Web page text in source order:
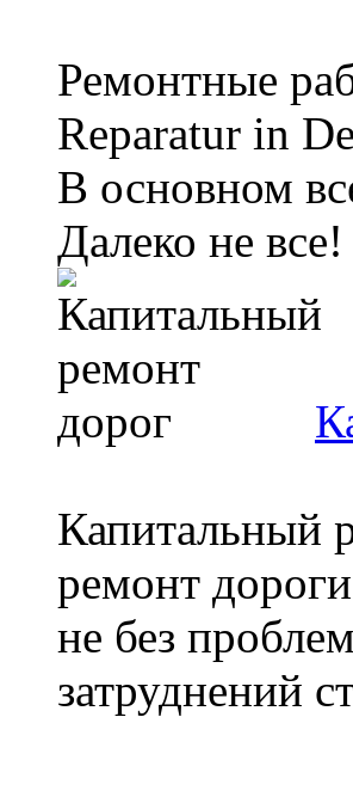
Ремонтные
Reparatur in
В основном
Далеко не
Капитальный
ремонт
не без
затруднений